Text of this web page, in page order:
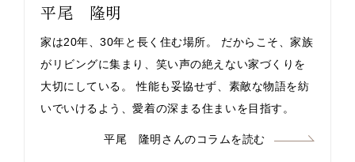
平尾 隆明
家は20年、30年と長く住む場所。 だからこそ、家族
がリビングに集まり、笑い声の絶えない家づくりを
大切にしている。 性能も妥協せず、素敵な物語を紡
いでいけるよう、愛着の深まる住まいを目指す。
平尾 隆明さんのコラムを読む